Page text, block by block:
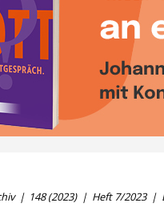
148 (2023) Heft 7/2023